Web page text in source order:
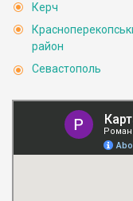
Керч
район
Севастополь